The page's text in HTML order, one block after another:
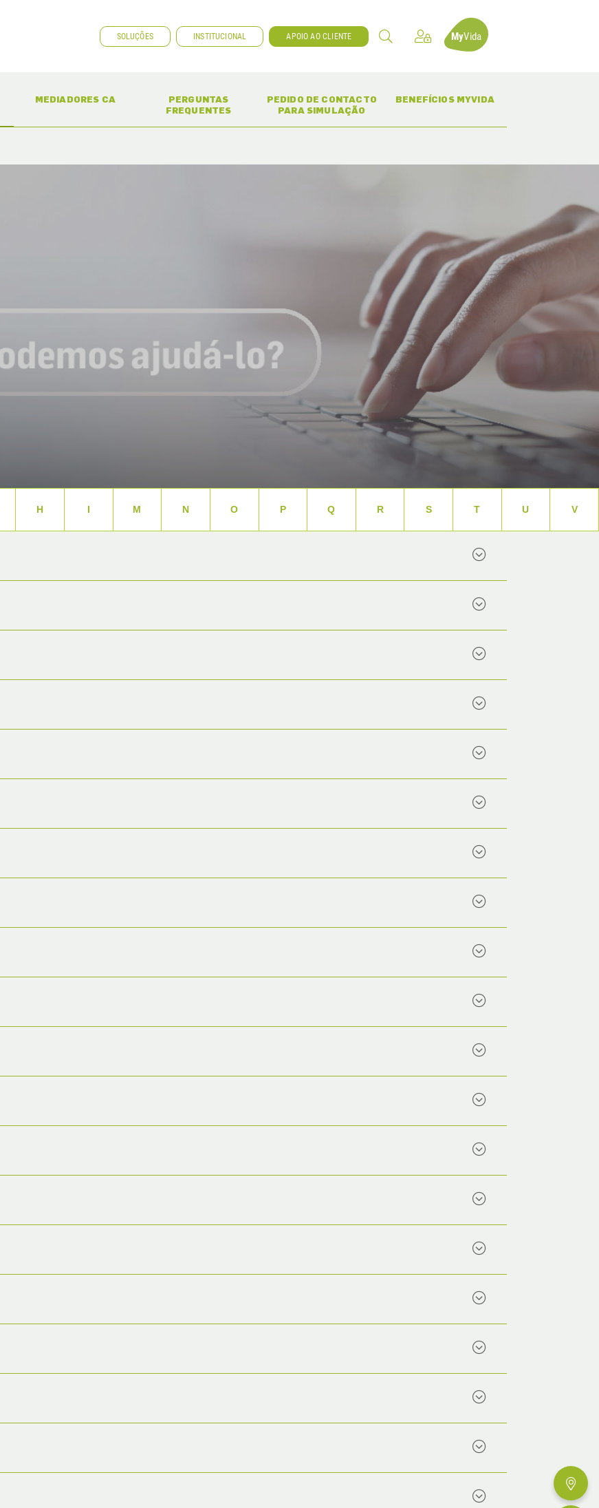
SOLUÇÕES INSTITUCIONAL APOIO AO CLIENTE MyVida
MEDIADORES CA
(CURRENT)
PERGUNTAS
FREQUENTES
(CURRENT)
PEDIDO DE CONTACTO
PARA SIMULAÇÃO
(CURRENT) BENEFÍCIOS MYVIDA
(CURRENT)
H I M N O P Q R S T U V